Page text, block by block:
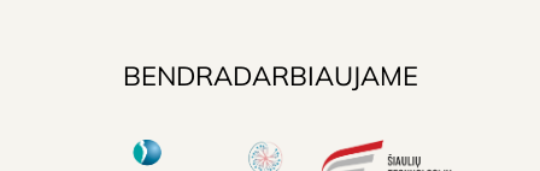
BENDRADARBIAUJAME